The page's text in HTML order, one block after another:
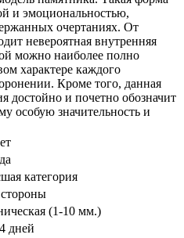
и эмоциональностью,
очертаниях. От
невероятная внутренняя
можно наиболее полно
характере каждого
Кроме того, данная
достойно и почетно обозначит
особую значительность и
категория
(1-10 мм.)
дней